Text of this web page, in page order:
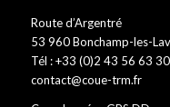
Route d’Argentré
53 960 Bonchamp-les-
Tél : +33 (0)2 43 56 63 30
contact@coue-trm.fr